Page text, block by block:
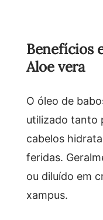
Benefícios
Aloe vera
O óleo de
utilizado tanto
cabelos
feridas.
ou diluído em
xampus.